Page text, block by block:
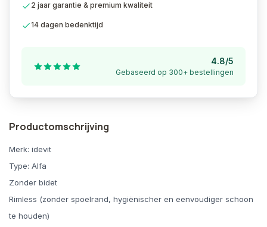
2 jaar garantie & premium kwaliteit
14 dagen bedenktijd
4.8/5
Gebaseerd op 300+ bestellingen
Productomschrijving
Merk: idevit
Type: Alfa
Zonder bidet
Rimless (zonder spoelrand, hygiënischer en eenvoudiger schoon
te houden)